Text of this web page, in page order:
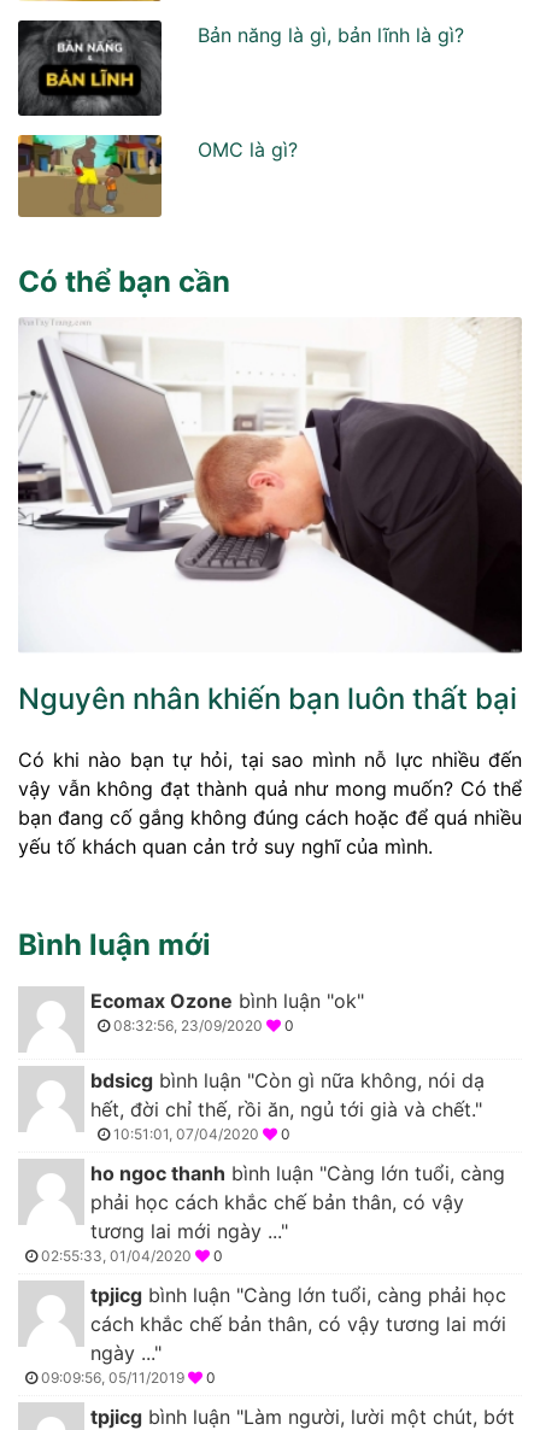
Bản năng là gì, bản lĩnh là gì?
OMC là gì?
Có thể bạn cần
Nguyên nhân khiến bạn luôn thất bại
Có khi nào bạn tự hỏi, tại sao mình nỗ lực nhiều đến
vậy vẫn không đạt thành quả như mong muốn? Có thể
bạn đang cố gắng không đúng cách hoặc để quá nhiều
yếu tố khách quan cản trở suy nghĩ của mình.
Bình luận mới
Ecomax Ozone bình luận "ok"
08:32:56, 23/09/2020 0
bdsicg bình luận "Còn gì nữa không, nói dạ
hết, đời chỉ thế, rồi ăn, ngủ tới già và chết."
10:51:01, 07/04/2020 0
ho ngoc thanh bình luận "Càng lớn tuổi, càng
phải học cách khắc chế bản thân, có vậy
tương lai mới ngày ..."
02:55:33, 01/04/2020 0
tpjicg bình luận "Càng lớn tuổi, càng phải học
cách khắc chế bản thân, có vậy tương lai mới
ngày ..."
09:09:56, 05/11/2019 0
tpjicg bình luận "Làm người, lười một chút, bớt